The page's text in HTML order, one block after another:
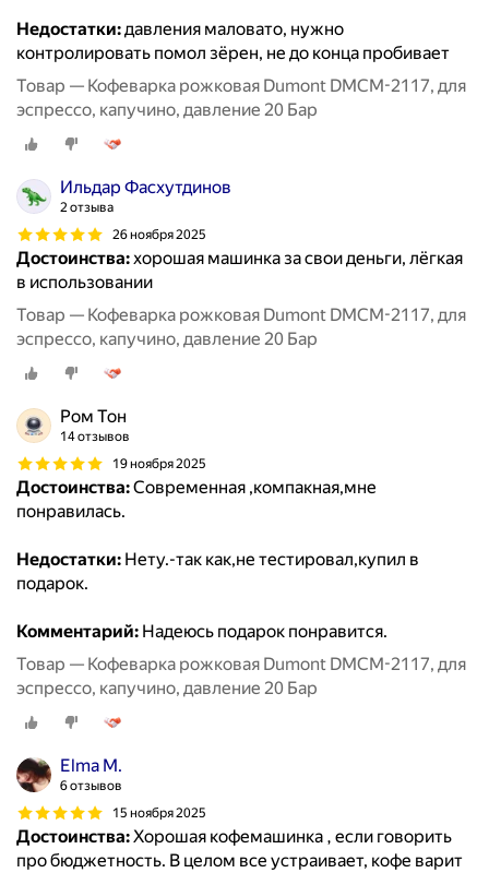
Недостатки:давления маловато, нужно
контролировать помол зёрен, не до конца пробивает
Товар — Кофеварка рожковая Dumont DMCM-2117, для
эспрессо, капучино, давление 20 Бар
Ильдар Фасхутдинов
2 отзыва
26 ноября 2025
Достоинства:хорошая машинка за свои деньги, лёгкая
в использовании
Товар — Кофеварка рожковая Dumont DMCM-2117, для
эспрессо, капучино, давление 20 Бар
Ром Тон
14 отзывов
19 ноября 2025
Достоинства:Современная ,компакная,мне
понравилась.
Недостатки: Нету.-так как,не тестировал,купил в
подарок.
Комментарий: Надеюсь подарок понравится.
Товар — Кофеварка рожковая Dumont DMCM-2117, для
эспрессо, капучино, давление 20 Бар
Elma M.
6 отзывов
15 ноября 2025
Достоинства:Хорошая кофемашинка , если говорить
про бюджетность. В целом все устраивает, кофе варит